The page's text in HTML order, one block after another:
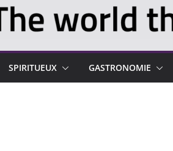
SPIRITUEUX GASTRONOMIE